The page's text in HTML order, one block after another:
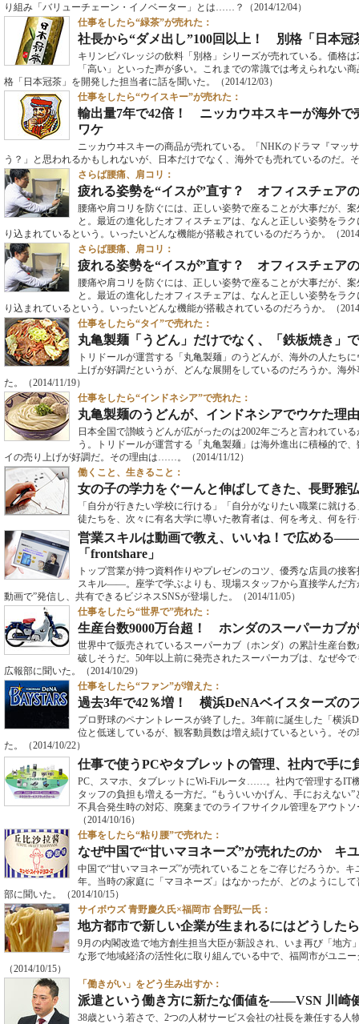
り組み「バリューチェーン・イノベーター」とは……？
（2014/12/04）
仕事をしたら“緑茶”が売れた：
社長から“ダメ出し”100回以上！ 別格「日本冠
キリンビバレッジの飲料「別格」シリーズが売れている。価格
「高い」といった声が多い。これまでの常識では考えられない
格「日本冠茶」を開発した担当者に話を聞いた。
（2014/12/03）
仕事をしたら“ウイスキー”が売れた：
輸出量7年で42倍！ ニッカウヰスキーが海外で
ワケ
ニッカウヰスキーの商品が売れている。「NHKのドラマ『マッ
う？」と思われるかもしれないが、日本だけでなく、海外でも売れているのだ
さらば腰痛、肩コリ：
疲れる姿勢を“イスが”直す？ オフィスチェア
腰痛や肩コリを防ぐには、正しい姿勢で座ることが大事だが、
と。最近の進化したオフィスチェアは、なんと正しい姿勢をラ
り込まれているという。いったいどんな機能が搭載されているのだろうか。
（
さらば腰痛、肩コリ：
疲れる姿勢を“イスが”直す？ オフィスチェア
腰痛や肩コリを防ぐには、正しい姿勢で座ることが大事だが、
と。最近の進化したオフィスチェアは、なんと正しい姿勢をラ
り込まれているという。いったいどんな機能が搭載されているのだろうか。
（
仕事をしたら“タイ”で売れた：
丸亀製麺「うどん」だけでなく、「鉄板焼き」
トリドールが運営する「丸亀製麺」のうどんが、海外の人たち
上げが好調だというが、どんな展開をしているのだろうか。海
た。
（2014/11/19）
仕事をしたら“インドネシア”で売れた：
丸亀製麺のうどんが、インドネシアでウケた理由
日本全国で讃岐うどんが広がったのは2002年ごろと言われてい
う。トリドールが運営する「丸亀製麺」は海外進出に積極的で
イの売り上げが好調だ。その理由は……。
（2014/11/12）
働くこと、生きること：
女の子の学力をぐーんと伸ばしてきた、長野雅
「自分が行きたい学校に行ける」「自分がなりたい職業に就
徒たちを、次々に有名大学に導いた教育者は、何を考え、何を
営業スキルは動画で教え、いいね！で広める
「frontshare」
トップ営業が持つ資料作りやプレゼンのコツ、優秀な店員の接
スキル――。座学で学ぶよりも、現場スタッフから直接学んだ方
動画で”発信し、共有できるビジネスSNSが登場した。
（2014/11/05）
仕事をしたら“世界で”売れた：
生産台数9000万台超！ ホンダのスーパーカブ
世界中で販売されているスーパーカブ（ホンダ）の累計生産台
破しそうだ。50年以上前に発売されたスーパーカブは、なぜ今
広報部に聞いた。
（2014/10/29）
仕事をしたら“ファン”が増えた：
過去3年で42％増！ 横浜DeNAベイスターズの
プロ野球のペナントレースが終了した。3年前に誕生した「横浜
位と低迷しているが、観客動員数は増え続けているという。そ
た。
（2014/10/22）
仕事で使うPCやタブレットの管理、社内で手に
PC、スマホ、タブレットにWi-Fiルータ……。社内で管理するIT
タッフの負担も増える一方だ。“もういいかげん、手におえない
不具合発生時の対応、廃棄までのライフサイクル管理をアウト
（2014/10/16）
仕事をしたら“粘り腰”で売れた：
なぜ中国で“甘いマヨネーズ”が売れたのか キ
中国で“甘いマヨネーズ”が売れていることをご存じだろうか。
年。当時の家庭に「マヨネーズ」はなかったが、どのようにし
部に聞いた。
（2014/10/15）
サイボウズ 青野慶久氏×福岡市 合野弘一氏：
地方都市で新しい企業が生まれるにはどうし
9月の内閣改造で地方創生担当大臣が新設され、いま再び「地方
な形で地域経済の活性化に取り組んでいる中で、福岡市がユニ
（2014/10/15）
「働きがい」をどう生み出すか：
派遣という働き方に新たな価値を――VSN 川崎
38歳という若さで、2つの人材サービス会社の社長を兼任する人